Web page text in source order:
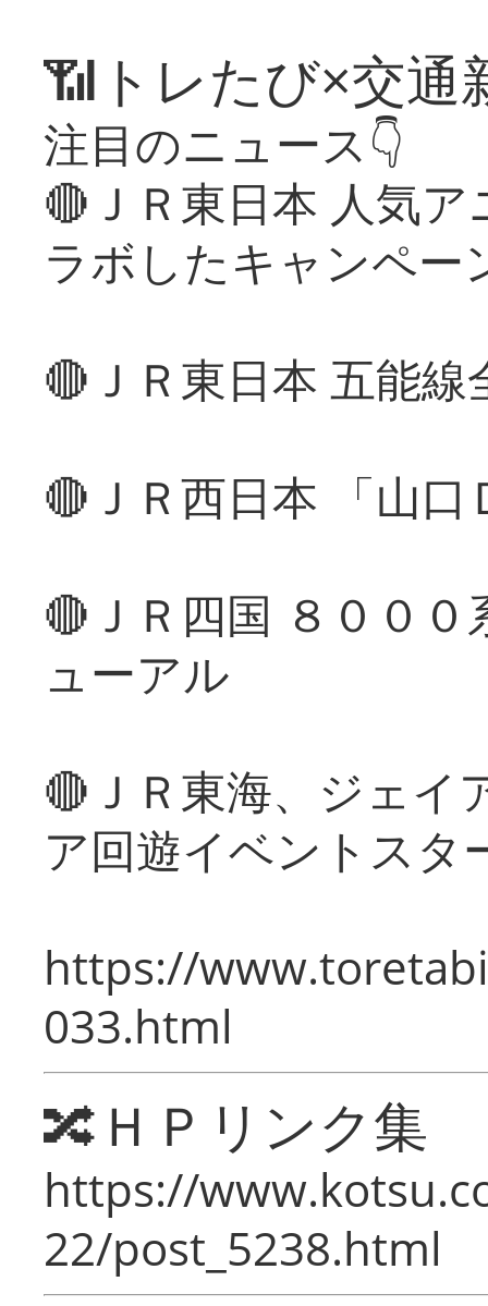
📶トレたび×交通
注目のニュース👇
🔴ＪＲ東日本 人気
ラボしたキャンペー
🔴ＪＲ東日本 五能
🔴ＪＲ西日本 「山
🔴ＪＲ四国 ８００
ューアル
🔴ＪＲ東海、ジェイ
ア回遊イベントスタ
https://
033.html
🔀ＨＰリンク集
https://
22/post_5238.html